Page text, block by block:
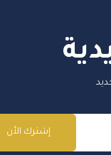
إشترك الأن